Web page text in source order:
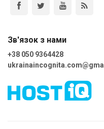
Зв'язок з нами
+38 050 9364428